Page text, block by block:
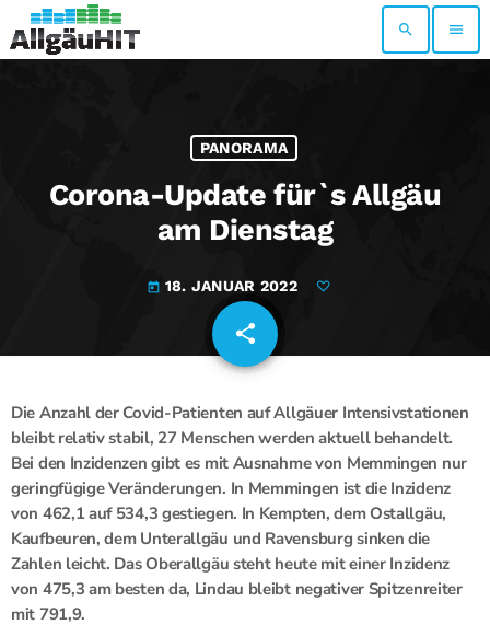
search menu
PANORAMA
Corona-Update für`s Allgäu
am Dienstag
today 18. JANUAR 2022
share
email
Die Anzahl der Covid-Patienten auf Allgäuer Intensivstationen
bleibt relativ stabil, 27 Menschen werden aktuell behandelt.
Bei den Inzidenzen gibt es mit Ausnahme von Memmingen nur
geringfügige Veränderungen. In Memmingen ist die Inzidenz
von 462,1 auf 534,3 gestiegen. In Kempten, dem Ostallgäu,
Kaufbeuren, dem Unterallgäu und Ravensburg sinken die
Zahlen leicht. Das Oberallgäu steht heute mit einer Inzidenz
von 475,3 am besten da, Lindau bleibt negativer Spitzenreiter
mit 791,9.